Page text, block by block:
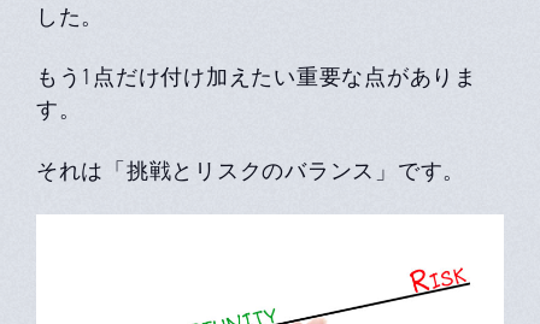
した。
もう1点だけ付け加えたい重要な点がありま
す。
それは「挑戦とリスクのバランス」です。